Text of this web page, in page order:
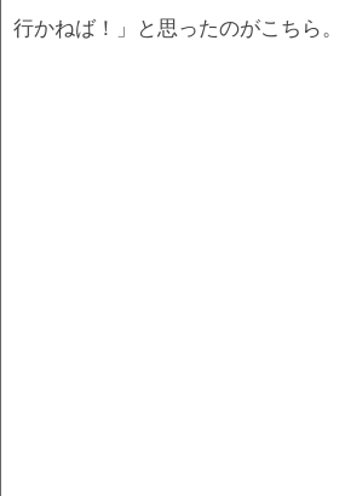
行かねば！」と思ったのがこちら。